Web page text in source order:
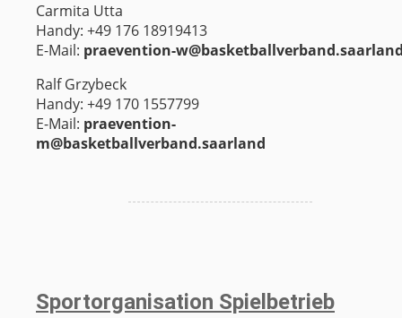
Carmita Utta
Handy: +49 176 18919413
E-Mail: praevention-
Ralf Grzybeck
Handy: +49 170 1557799
E-Mail: praevention-
m@basketballverband.saarland
Sportorganisation Spielbetrieb